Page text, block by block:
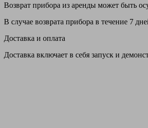
Возврат прибора из аренды может быть
В случае возврата прибора в течение 7
Доставка и оплата
Доставка включает в себя запуск и